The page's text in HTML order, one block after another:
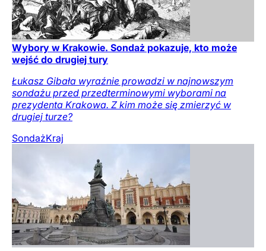
Wybory w Krakowie. Sondaż pokazuje, kto może
wejść do drugiej tury
Łukasz Gibała wyraźnie prowadzi w najnowszym
sondażu przed przedterminowymi wyborami na
prezydenta Krakowa. Z kim może się zmierzyć w
drugiej turze?
SondażKraj